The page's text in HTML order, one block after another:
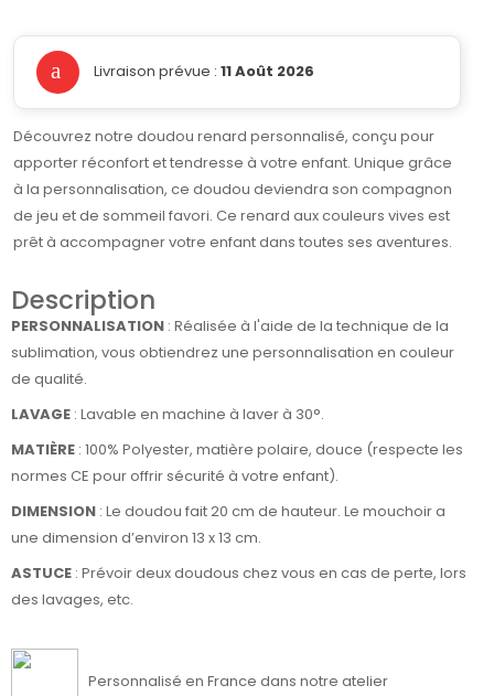
Livraison prévue : 11 Août 2026
Découvrez notre doudou renard personnalisé, conçu pour
apporter réconfort et tendresse à votre enfant. Unique grâce
à la personnalisation, ce doudou deviendra son compagnon
de jeu et de sommeil favori. Ce renard aux couleurs vives est
prêt à accompagner votre enfant dans toutes ses aventures.
Description
PERSONNALISATION : Réalisée à l'aide de la technique de la
sublimation, vous obtiendrez une personnalisation en couleur
de qualité.
LAVAGE : Lavable en machine à laver à 30°.
MATIÈRE : 100% Polyester, matière polaire, douce (respecte les
normes CE pour offrir sécurité à votre enfant).
DIMENSION : Le doudou fait 20 cm de hauteur. Le mouchoir a
une dimension d’environ 13 x 13 cm.
ASTUCE : Prévoir deux doudous chez vous en cas de perte, lors
des lavages, etc.
Personnalisé en France dans notre atelier